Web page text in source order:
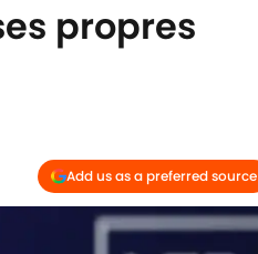
propres
Add us as a preferred source